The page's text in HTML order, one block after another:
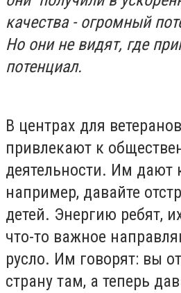
качества - огромный
Но они не видят, где
потенциал.
В центрах для
привлекают к
деятельности. Им дают
например, давайте
детей. Энергию ребят,
что-то важное
русло. Им говорят: вы
страну там, а теперь